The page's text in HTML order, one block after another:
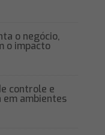
o negócio,
o impacto
controle e
ambientes